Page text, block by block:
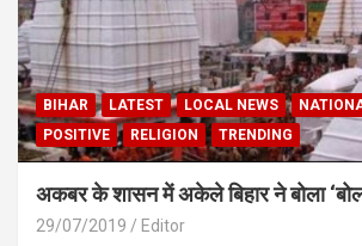
BIHAR LATEST LOCAL NEWS
POSITIVE
RELIGION TRENDING
अकबर के शासन में अकेले बिहार ने बोला ‘बोल
29/07/2019 Editor